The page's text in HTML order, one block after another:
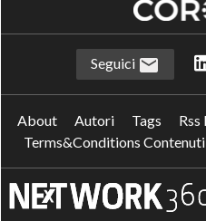
Seguici
About Autori Tags Rss
Terms&Conditions